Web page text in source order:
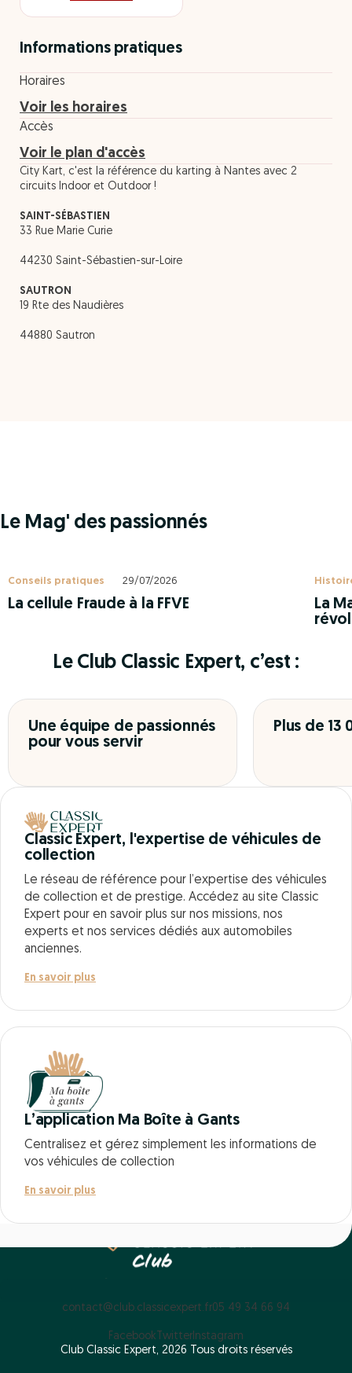
Informations pratiques
Horaires
Voir les horaires
Accès
Voir le plan d'accès
City Kart, c'est la référence du karting à Nantes avec 2
circuits Indoor et Outdoor !
SAINT-SÉBASTIEN
33 Rue Marie Curie
44230 Saint-Sébastien-sur-Loire
SAUTRON
19 Rte des Naudières
44880 Sautron
Le Mag' des passionnés
Conseils pratiques 29/07/2026
La cellule Fraude à la FFVE
La
Le Club Classic Expert, c’est :
Une équipe de passionnés
pour vous servir
Plus de 13
Classic Expert, l'expertise de véhicules de
collection
Le réseau de référence pour l’expertise des véhicules
de collection et de prestige. Accédez au site Classic
Expert pour en savoir plus sur nos missions, nos
experts et nos services dédiés aux automobiles
anciennes.
En savoir plus
L’application Ma Boîte à Gants
Centralisez et gérez simplement les informations de
vos véhicules de collection
En savoir plus
contact@club.classicexpert.fr05 49 34 66 94
Facebook TwitterInstagram
Club Classic Expert, 2026 Tous droits réservés